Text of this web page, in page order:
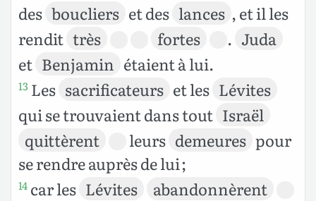
des boucliers et des lances , et il les
rendit très fortes . Juda
et Benjamin étaient à lui.
13 Les sacrificateurs et les Lévites
qui se trouvaient dans tout Israël
quittèrent
leurs demeures pour
se rendre auprès de lui ;
14 car les Lévites
abandonnèrent